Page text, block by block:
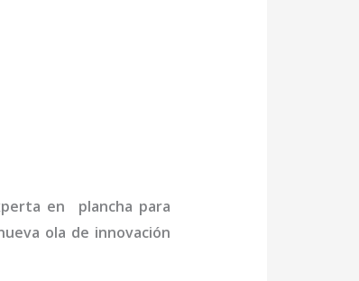
en plancha para
ola de innovación